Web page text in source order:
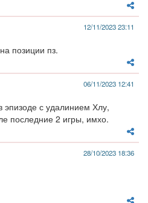
12/11/2023 23:11
позиции пз.
06/11/2023 12:41
с удалинием Хлу,
последние 2 игры, имхо.
28/10/2023 18:36